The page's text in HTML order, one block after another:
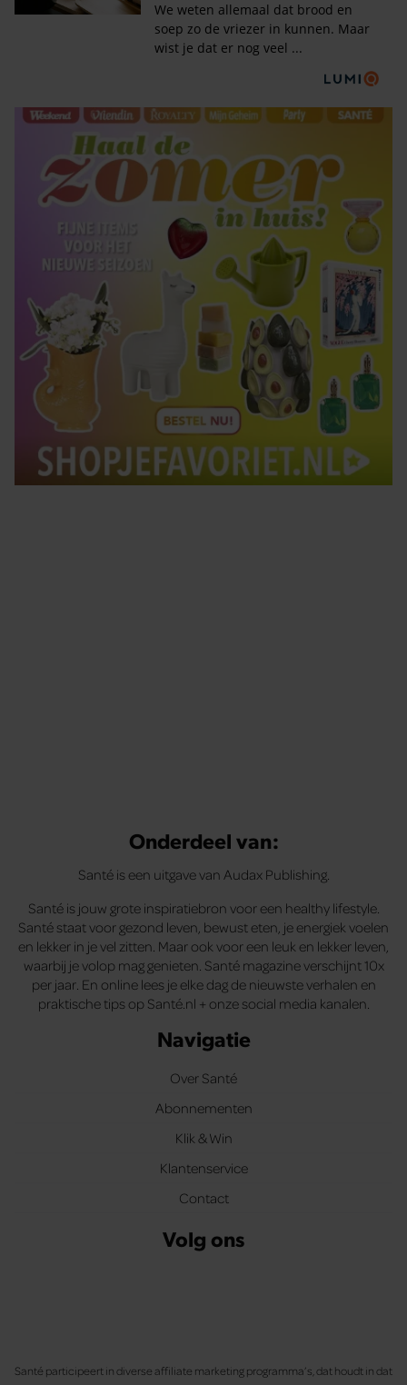
Onderdeel van:
Santé is een uitgave van Audax Publishing.
Santé is jouw grote inspiratiebron voor een healthy lifestyle.
Santé staat voor gezond leven, bewust eten, je energiek voelen
en lekker in je vel zitten. Maar ook voor een leuk en lekker leven,
waarbij je volop mag genieten. Santé magazine verschijnt 10x
per jaar. En online lees je elke dag de nieuwste verhalen en
praktische tips op Santé.nl + onze social media kanalen.
Navigatie
Over Santé
Abonnementen
Klik & Win
Klantenservice
Contact
Volg ons
Santé participeert in diverse affiliate marketing programma’s, dat houdt in dat